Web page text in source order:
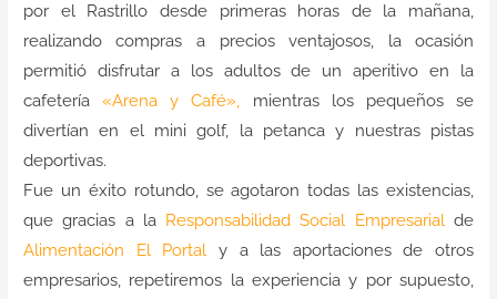
por el Rastrillo desde primeras horas de la mañana,
realizando compras a precios ventajosos, la ocasión
permitió disfrutar a los adultos de un aperitivo en la
cafetería«Arena y Café», mientras los pequeños se
divertían en el mini golf, la petanca y nuestras pistas
deportivas.
Fue un éxito rotundo, se agotaron todas las existencias,
que gracias a la Responsabilidad Social Empresarialde
Alimentación El Portal y a las aportaciones de otros
empresarios, repetiremos la experiencia y por supuesto,